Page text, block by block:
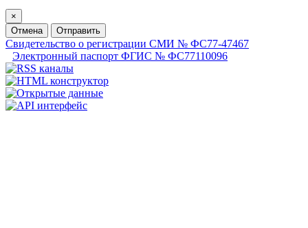
×
Отмена
Отправить
Свидетельство о регистрации СМИ № ФС77-47467
Электронный паспорт ФГИС № ФС77110096